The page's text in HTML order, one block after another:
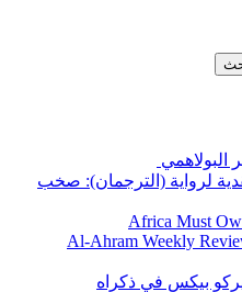
البولاهمي
لرواية (الترجمان): صخب
Africa Must
Al-Ahram Weekly
بيكس في ذكراه